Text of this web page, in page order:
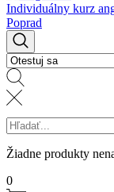
Individuálny kurz
Poprad
Žiadne produkty
0